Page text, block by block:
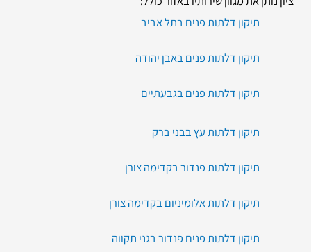
תיקון דלתות פנים בתל אביב
תיקון דלתות פנים באבן יהודה
תיקון דלתות פנים בגבעתיים
תיקון דלתות עץ בבני ברק
תיקון דלתות פנדור בקדימה צורן
תיקון דלתות אלומיניום בקדימה צורן
תיקון דלתות פנים פנדור בגני תקווה